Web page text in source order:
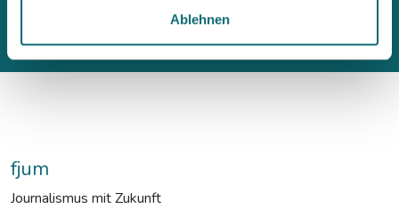
Ablehnen
fjum
Journalismus mit Zukunft